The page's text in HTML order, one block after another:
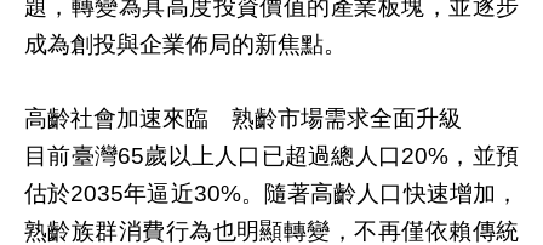
成為創投與企業佈局的新焦點。
高齡社會加速來臨 熟齡市場需求全面升級
目前臺灣65歲以上人口已超過總人口20% ，並預
估於2035年逼近30%。隨著高齡人口快速增加，
熟齡族群消費行為也明顯轉變，不再僅依賴傳統